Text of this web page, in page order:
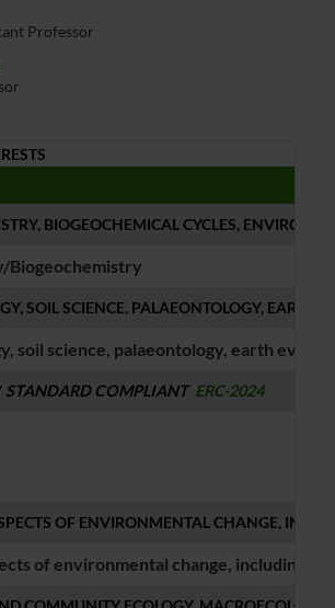
Professor
BIOGEOCHEMICAL CYCLES,
Biogeochemistry
SOIL SCIENCE, PALAEONTOLOGY, EARTH
soil science, palaeontology, earth
STANDARD COMPLIANT ERC-2024
OF ENVIRONMENTAL CHANGE,
of environmental change, including